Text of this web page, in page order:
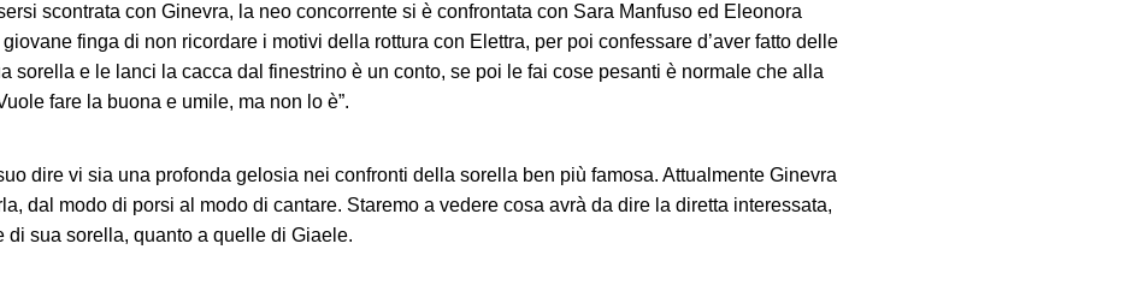
scontrata con Ginevra, la neo concorrente si è confrontata con Sara Manfuso ed Eleonora
finga di non ricordare i motivi della rottura con Elettra, per poi confessare d’aver fatto delle
sorella e le lanci la cacca dal finestrino è un conto, se poi le fai cose pesanti è normale che alla
fare la buona e umile, ma non lo è”.
dire vi sia una profonda gelosia nei confronti della sorella ben più famosa. Attualmente Ginevra
dal modo di porsi al modo di cantare. Staremo a vedere cosa avrà da dire la diretta interessata,
di sua sorella, quanto a quelle di Giaele.